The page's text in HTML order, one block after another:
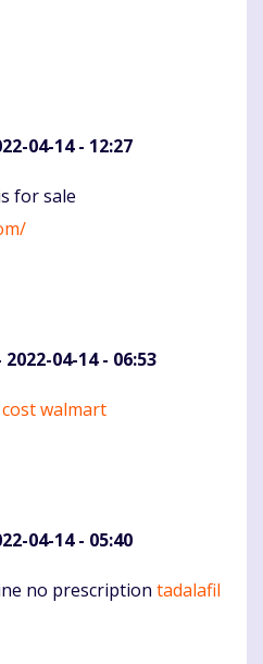
04-14 - 12:27
for sale
2022-04-14 - 06:53
walmart
04-14 - 05:40
no prescription tadalafil